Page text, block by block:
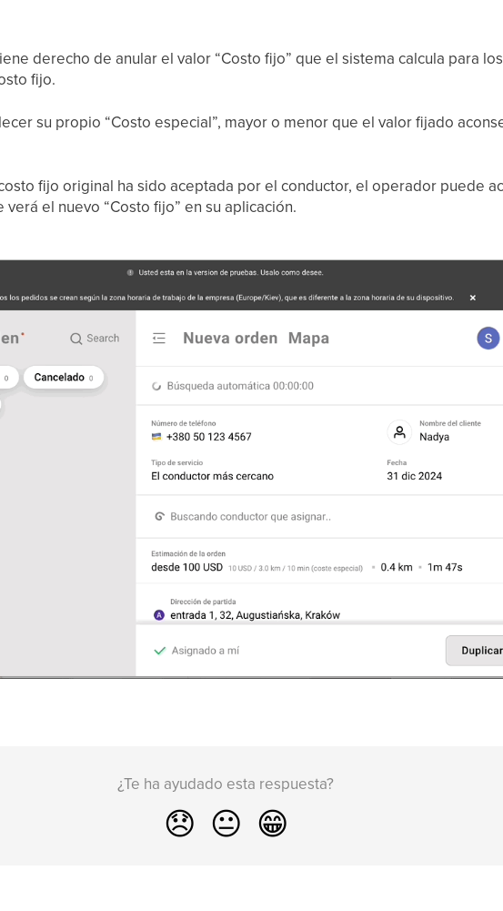
derecho de anular el valor “Costo fijo” que el sistema calcula para
fijo.
su propio “Costo especial”, mayor o menor que el valor fijado
fijo original ha sido aceptada por el conductor, el operador puede
el nuevo “Costo fijo” en su aplicación.
¿Te ha ayudado esta respuesta?
😞 😐 😁